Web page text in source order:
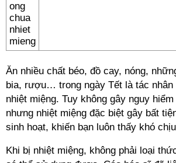
Ăn nhiều chất béo, đồ cay, nóng,
bia, rượu… trong ngày Tết là tác nhân
nhiệt miệng. Tuy không gây nguy
nhưng nhiệt miệng đặc biệt gây bất
sinh hoạt, khiến bạn luôn thấy khó
Khi bị nhiệt miệng, không phải loại